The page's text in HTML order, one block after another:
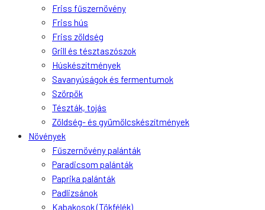
Friss fűszernövény
Friss hús
Friss zöldség
Grill és tésztaszószok
Húskészítmények
Savanyúságok és fermentumok
Szörpök
Tészták, tojás
Zöldség- és gyümölcskészítmények
Növények
Fűszernövény palánták
Paradicsom palánták
Paprika palánták
Padlizsánok
Kabakosok (Tökfélék)